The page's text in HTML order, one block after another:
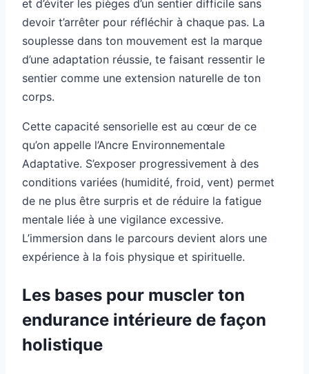
et d’éviter les pièges d’un sentier difficile sans
devoir t’arrêter pour réfléchir à chaque pas. La
souplesse dans ton mouvement est la marque
d’une adaptation réussie, te faisant ressentir le
sentier comme une extension naturelle de ton
corps.
Cette capacité sensorielle est au cœur de ce
qu’on appelle l’Ancre Environnementale
Adaptative. S’exposer progressivement à des
conditions variées (humidité, froid, vent) permet
de ne plus être surpris et de réduire la fatigue
mentale liée à une vigilance excessive.
L’immersion dans le parcours devient alors une
expérience à la fois physique et spirituelle.
Les bases pour muscler ton
endurance intérieure de façon
holistique